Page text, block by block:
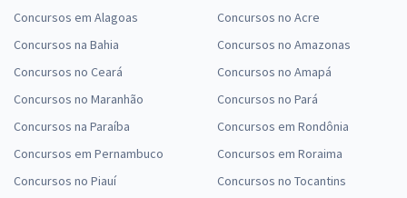
Concursos em Alagoas
Concursos na Bahia
Concursos no Ceará
Concursos no Maranhão
Concursos na Paraíba
Concursos em Pernambuco
Concursos no Piauí
Concursos no Acre
Concursos no Amazonas
Concursos no Amapá
Concursos no Pará
Concursos em Rondônia
Concursos em Roraima
Concursos no Tocantins